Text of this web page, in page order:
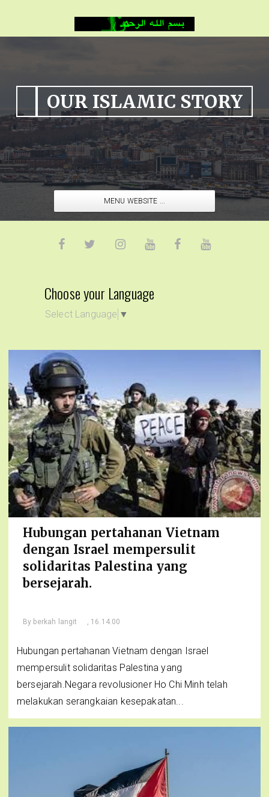
OUR ISLAMIC STORY
MENU WEBSITE ...
Choose your Language
Select Language ▼
Hubungan pertahanan Vietnam
dengan Israel mempersulit
solidaritas Palestina yang
bersejarah.
By berkah langit , 16.14.00
Hubungan pertahanan Vietnam dengan Israel
mempersulit solidaritas Palestina yang
bersejarah.Negara revolusioner Ho Chi Minh telah
melakukan serangkaian kesepakatan...